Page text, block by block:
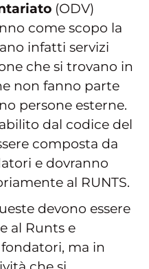
(ODV)
come scopo la
infatti servizi
che si trovano in
non fanno parte
persone esterne.
dal codice del
composta da
e dovranno
al RUNTS.
devono essere
al Runts e
ma in